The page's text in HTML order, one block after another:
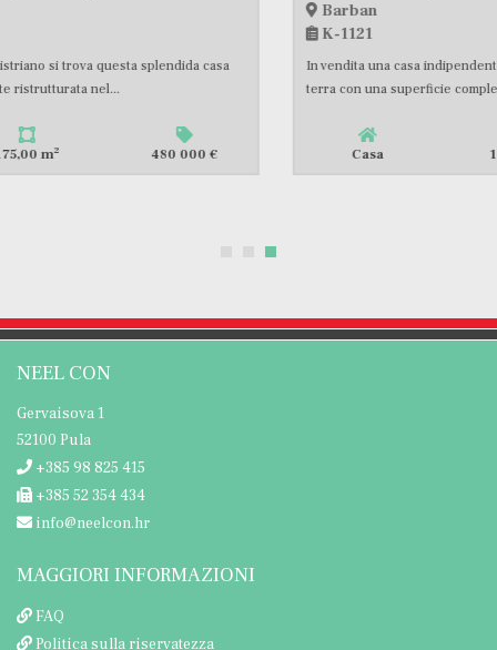
In vendita una casa indipendente con piscina a Barban. Casa a piano
terra con una superficie complessiva di 160 m2, situata...
160,00 m 430 000 €
NEEL CON
Gervaisova 1
52100 Pula
+385 98 825 415
+385 52 354 434
info@neelcon.hr
MAGGIORI INFORMAZIONI
FAQ
Politica sulla riservatezza